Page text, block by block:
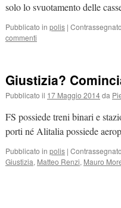
solo lo svuotamento delle
Pubblicato in polis | Contrassegnato
commenti
Giustizia?
Pubblicato il 17 Maggio 2014da
FS possiede treni binari e
porti né Alitalia possiede
Pubblicato in polis | Contrassegnato
Giustizia, Matteo Renzi, Mauro